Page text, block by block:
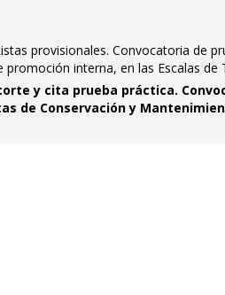
provisionales. Convocatoria de
interna, en las Escalas de
y cita prueba práctica.
de Conservación y